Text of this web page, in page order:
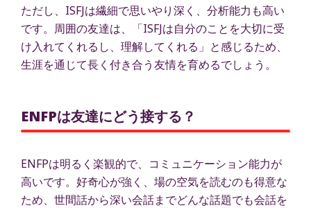
ただし、ISFJは繊細で思いやり深く、分析能力も高い
です。周囲の友達は、「ISFJは自分のことを大切に受
け入れてくれるし、理解してくれる」と感じるため、
生涯を通じて長く付き合う友情を育めるでしょう。
ENFPは友達にどう接する？
ENFPは明るく楽観的で、コミュニケーション能力が
高いです。好奇心が強く、場の空気を読むのも得意な
ため、世間話から深い会話までどんな話題でも会話を